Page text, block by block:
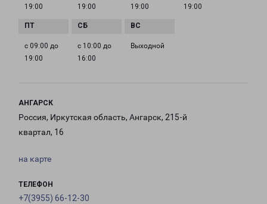
19:00
19:00
19:00
19:00
с 09:00 до
19:00
с 10:00 до
16:00
Выходной
АНГАРСК
Россия, Иркутская область, Ангарск, 215-й
квартал, 16
на карте
ТЕЛЕФОН
+7(3955) 66-12-30